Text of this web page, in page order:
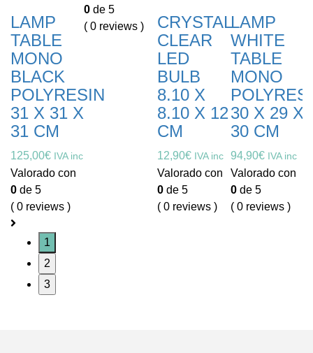
LAMP
TABLE
MONO
BLACK
POLYRESIN
31 X 31 X
31 CM
125,00€ IVA inc
Valorado con
0 de 5
( 0 reviews )
0 de 5
( 0 reviews )
CRYSTAL
CLEAR
LED
BULB
8.10 X
8.10 X 12
CM
12,90€ IVA inc
Valorado con
0 de 5
( 0 reviews )
LAMP
WHITE
TABLE
MONO
30 X 29 X
30 CM
94,90€ IVA inc
Valorado con
0 de 5
( 0 reviews )
1
2
3